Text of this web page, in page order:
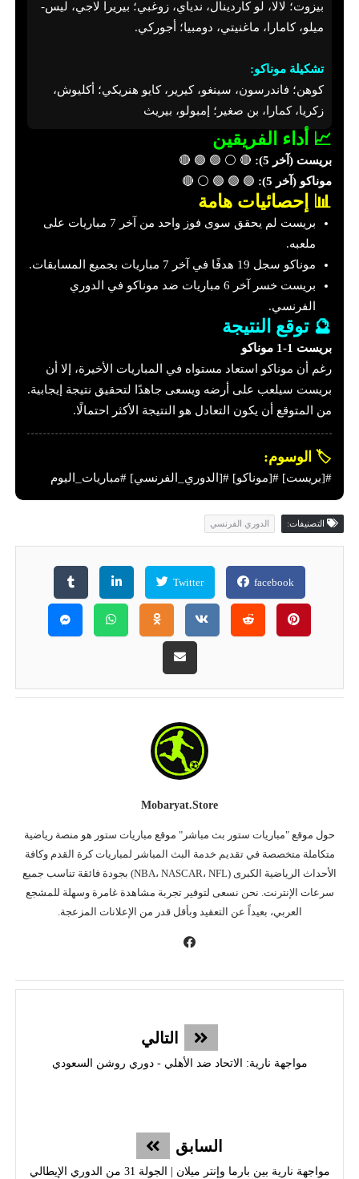
بيزوت؛ لالا، لو كاردينال، ندياي، زوغبي؛ بيريرا لاجي، ليس-
ميلو، كامارا، ماغنيتي، دومبيا؛ أجوركي.
تشكيلة موناكو:
كوهن؛ فاندرسون، سينغو، كيرير، كايو هنريكي؛ أكليوش،
زكريا، كمارا، بن صغير؛ إمبولو، بيريث
📈 أداء الفريقين
بريست (آخر 5):
🔴 ⚪ 🟢 🟢 🔴
موناكو (آخر 5):
🟢 🟢 🟢 ⚪ 🔴
📊 إحصائيات هامة
بريست لم يحقق سوى فوز واحد من آخر 7 مباريات على
ملعبه.
موناكو سجل 19 هدفًا في آخر 7 مباريات بجميع المسابقات.
بريست خسر آخر 6 مباريات ضد موناكو في الدوري
الفرنسي.
🔮 توقع النتيجة
بريست 1-1 موناكو
رغم أن موناكو استعاد مستواه في المباريات الأخيرة، إلا أن
بريست سيلعب على أرضه ويسعى جاهدًا لتحقيق نتيجة إيجابية.
من المتوقع أن يكون التعادل هو النتيجة الأكثر احتمالًا.
🏷️ الوسوم:
#[بريست] #[موناكو] #[الدوري_الفرنسي] #مباريات_اليوم
التصنيفات: الدوري الفرنسي
facebook
Twitter
Mobaryat.store
حول موقع "مباريات ستور بث مباشر" موقع مباريات ستور هو منصة رياضية
متكاملة متخصصة في تقديم خدمة البث المباشر لمباريات كرة القدم وكافة
الأحداث الرياضية الكبرى (NBA، NASCAR، NFL) بجودة فائقة تناسب جميع
سرعات الإنترنت. نحن نسعى لتوفير تجربة مشاهدة غامرة وسهلة للمشجع
العربي، بعيداً عن التعقيد وبأقل قدر من الإعلانات المزعجة.
التالي
مواجهة نارية: الاتحاد ضد الأهلي - دوري روشن السعودي
السابق
مواجهة نارية بين بارما وإنتر ميلان | الجولة 31 من الدوري الإيطالي